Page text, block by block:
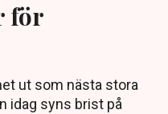
för
ut som nästa stora
idag syns brist på